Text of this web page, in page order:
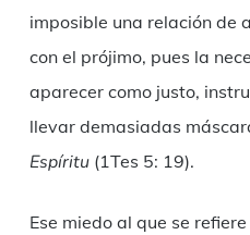
imposible una relación de
con el prójimo, pues la
aparecer como justo,
llevar demasiadas
Espíritu(1Tes 5: 19).
Ese miedo al que se